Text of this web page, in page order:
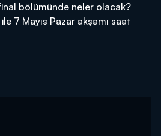
bölümünde neler olacak?
7 Mayıs Pazar akşamı saat